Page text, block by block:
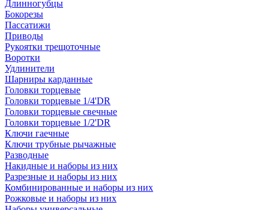
Длинногубцы
Бокорезы
Пассатижи
Приводы
Рукоятки трещоточные
Воротки
Удлинители
Шарниры карданные
Головки торцевые
Головки торцевые 1/4'DR
Головки торцевые свечные
Головки торцевые 1/2'DR
Ключи гаечные
Ключи трубные рычажные
Разводные
Накидные и наборы из них
Разрезные и наборы из них
Комбинированные и наборы из них
Рожковые и наборы из них